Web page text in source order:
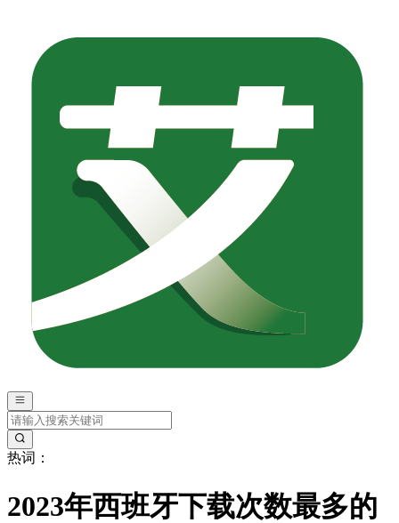
热词：
2023年西班牙下载次数最多的